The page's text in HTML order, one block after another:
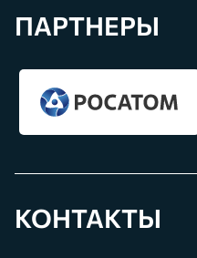
ПАРТНЕРЫ
КОНТАКТЫ